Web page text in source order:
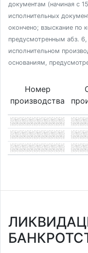
документам (начиная с
исполнительных
окончено; взыскание по
предусмотренным абз.
исполнительном
основаниям,
Номер
производства